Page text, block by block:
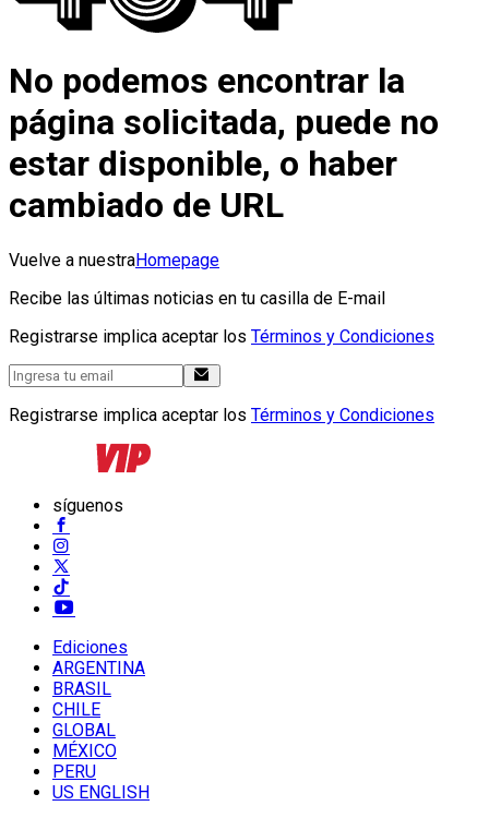
No podemos encontrar la
página solicitada, puede no
estar disponible, o haber
cambiado de URL
Vuelve a nuestraHomepage
Recibe las últimas noticias en tu casilla de E-mail
Registrarse implica aceptar los Términos y Condiciones
Registrarse implica aceptar los Términos y Condiciones
síguenos
Ediciones
ARGENTINA
BRASIL
CHILE
GLOBAL
MÉXICO
PERU
US ENGLISH